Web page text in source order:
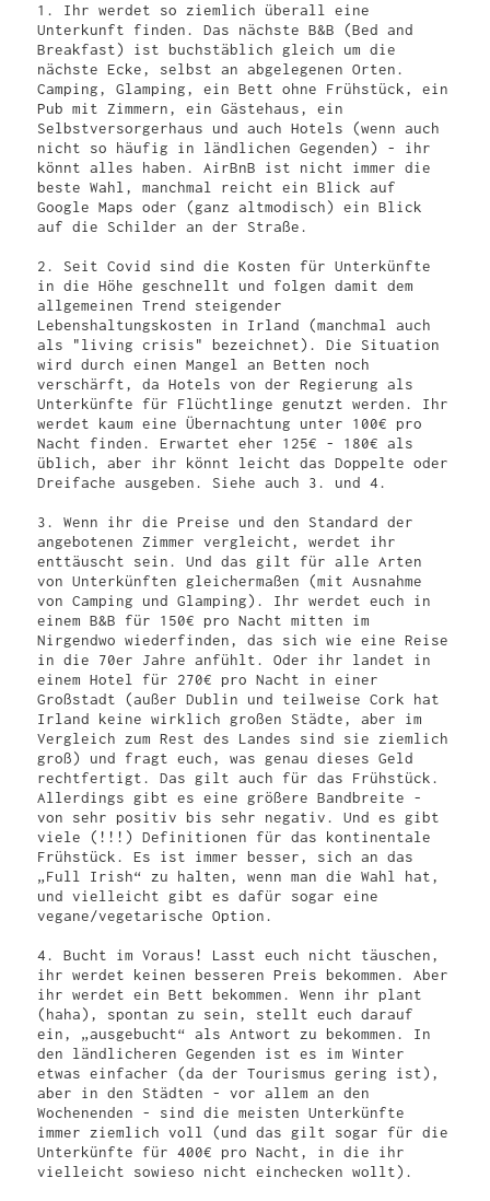
1. Ihr werdet so ziemlich überall eine
Unterkunft finden. Das nächste B&B (Bed and
Breakfast) ist buchstäblich gleich um die
nächste Ecke, selbst an abgelegenen Orten.
Camping, Glamping, ein Bett ohne Frühstück, ein
Pub mit Zimmern, ein Gästehaus, ein
Selbstversorgerhaus und auch Hotels (wenn auch
nicht so häufig in ländlichen Gegenden) - ihr
könnt alles haben. AirBnB ist nicht immer die
beste Wahl, manchmal reicht ein Blick auf
Google Maps oder (ganz altmodisch) ein Blick
auf die Schilder an der Straße.
2. Seit Covid sind die Kosten für Unterkünfte
in die Höhe geschnellt und folgen damit dem
allgemeinen Trend steigender
Lebenshaltungskosten in Irland (manchmal auch
als "living crisis" bezeichnet). Die Situation
wird durch einen Mangel an Betten noch
verschärft, da Hotels von der Regierung als
Unterkünfte für Flüchtlinge genutzt werden. Ihr
werdet kaum eine Übernachtung unter 100€ pro
Nacht finden. Erwartet eher 125€ - 180€ als
üblich, aber ihr könnt leicht das Doppelte oder
Dreifache ausgeben. Siehe auch 3. und 4.
3. Wenn ihr die Preise und den Standard der
angebotenen Zimmer vergleicht, werdet ihr
enttäuscht sein. Und das gilt für alle Arten
von Unterkünften gleichermaßen (mit Ausnahme
von Camping und Glamping). Ihr werdet euch in
einem B&B für 150€ pro Nacht mitten im
Nirgendwo wiederfinden, das sich wie eine Reise
in die 70er Jahre anfühlt. Oder ihr landet in
einem Hotel für 270€ pro Nacht in einer
Großstadt (außer Dublin und teilweise Cork hat
Irland keine wirklich großen Städte, aber im
Vergleich zum Rest des Landes sind sie ziemlich
groß) und fragt euch, was genau dieses Geld
rechtfertigt. Das gilt auch für das Frühstück.
Allerdings gibt es eine größere Bandbreite -
von sehr positiv bis sehr negativ. Und es gibt
viele (!!!) Definitionen für das kontinentale
Frühstück. Es ist immer besser, sich an das
„Full Irish“ zu halten, wenn man die Wahl hat,
und vielleicht gibt es dafür sogar eine
vegane/vegetarische Option.
4. Bucht im Voraus! Lasst euch nicht täuschen,
ihr werdet keinen besseren Preis bekommen. Aber
ihr werdet ein Bett bekommen. Wenn ihr plant
(haha), spontan zu sein, stellt euch darauf
ein, „ausgebucht“ als Antwort zu bekommen. In
den ländlicheren Gegenden ist es im Winter
etwas einfacher (da der Tourismus gering ist),
aber in den Städten - vor allem an den
Wochenenden - sind die meisten Unterkünfte
immer ziemlich voll (und das gilt sogar für die
Unterkünfte für 400€ pro Nacht, in die ihr
vielleicht sowieso nicht einchecken wollt).